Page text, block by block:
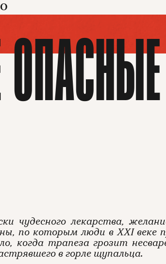
чудесного лекарства,
по которым люди в XXI
когда трапеза грозит
в горле щупальца.